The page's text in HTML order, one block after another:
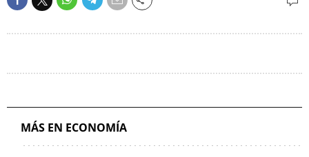
MÁS EN ECONOMÍA